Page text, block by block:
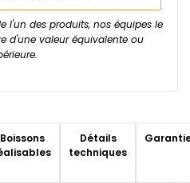
l'un des produits, nos équipes le
d'une valeur équivalente ou
Boissons
Détails
techniques